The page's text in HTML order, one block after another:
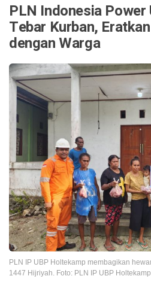
PLN Indonesia
Tebar Kurban,
dengan Warga
PLN IP UBP Holtekamp membagikan
1447 Hijriyah. Foto: PLN IP UBP Holtekamp